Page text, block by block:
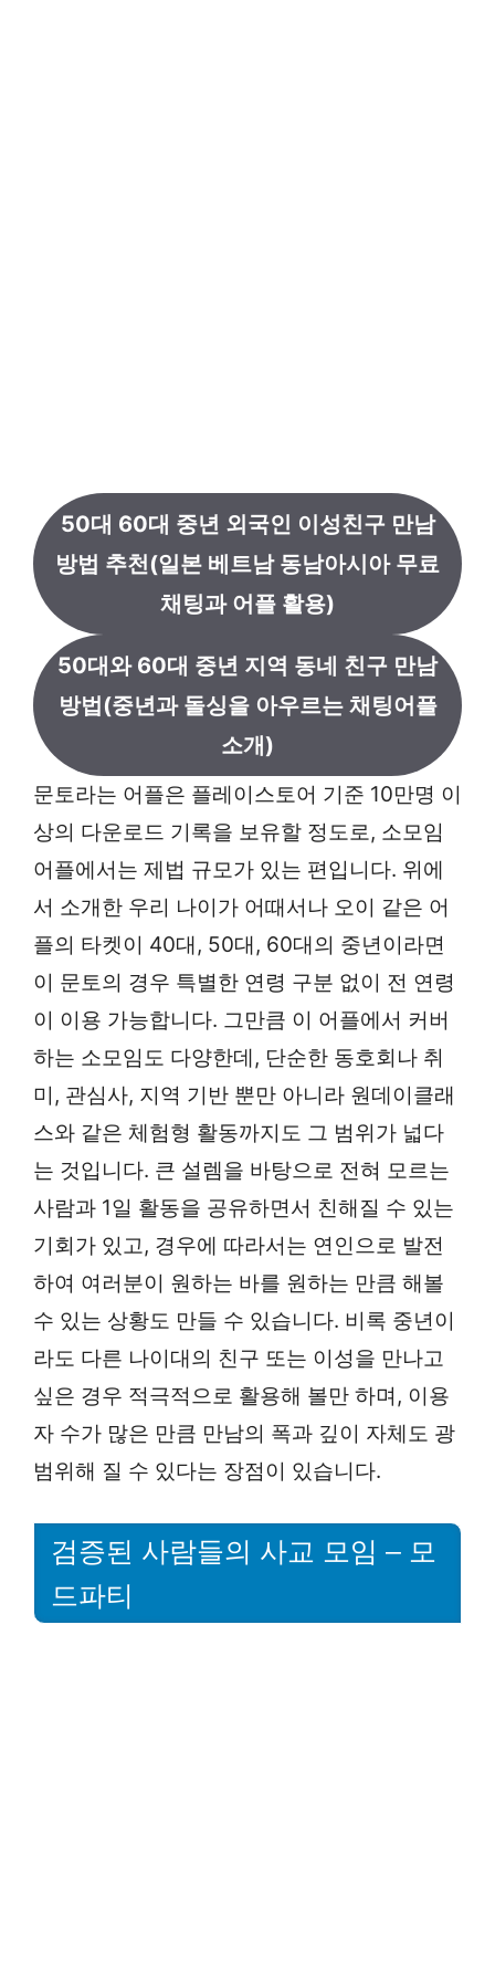
50대 60대 중년 외국인 이성친구 만남
방법 추천(일본 베트남 동남아시아 무료
채팅과 어플 활용)
50대와 60대 중년 지역 동네 친구 만남
방법(중년과 돌싱을 아우르는 채팅어플
소개)
문토라는 어플은 플레이스토어 기준 10만명 이
상의 다운로드 기록을 보유할 정도로, 소모임
어플에서는 제법 규모가 있는 편입니다. 위에
서 소개한 우리 나이가 어때서나 오이 같은 어
플의 타켓이 40대, 50대, 60대의 중년이라면
이 문토의 경우 특별한 연령 구분 없이 전 연령
이 이용 가능합니다. 그만큼 이 어플에서 커버
하는 소모임도 다양한데, 단순한 동호회나 취
미, 관심사, 지역 기반 뿐만 아니라 원데이클래
스와 같은 체험형 활동까지도 그 범위가 넓다
는 것입니다. 큰 설렘을 바탕으로 전혀 모르는
사람과 1일 활동을 공유하면서 친해질 수 있는
기회가 있고, 경우에 따라서는 연인으로 발전
하여 여러분이 원하는 바를 원하는 만큼 해볼
수 있는 상황도 만들 수 있습니다. 비록 중년이
라도 다른 나이대의 친구 또는 이성을 만나고
싶은 경우 적극적으로 활용해 볼만 하며, 이용
자 수가 많은 만큼 만남의 폭과 깊이 자체도 광
범위해 질 수 있다는 장점이 있습니다.
검증된 사람들의 사교 모임 – 모
드파티